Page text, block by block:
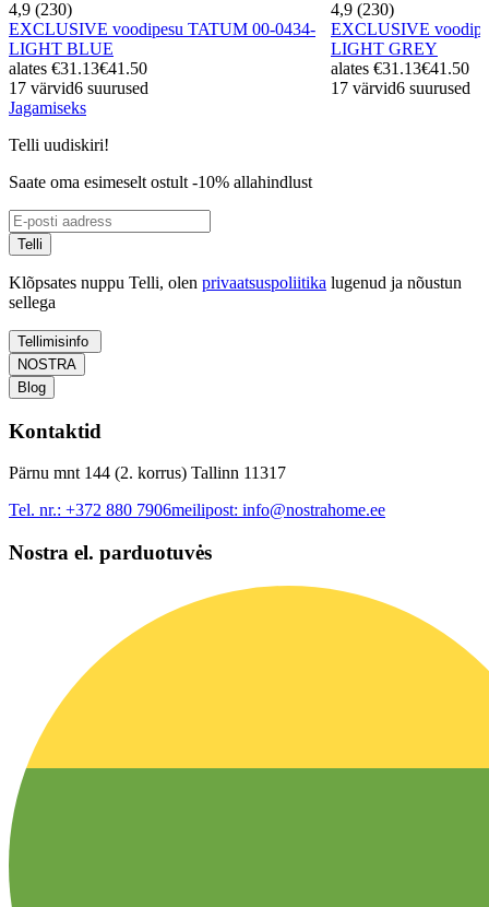
4,9 (230)
EXCLUSIVE voodipesu TATUM 00-0434-
LIGHT BLUE
alates €31.13€41.50
17 värvid6 suurused
4,9 (230)
EXCLUSIVE
LIGHT GREY
alates €31.13€41.50
17 värvid6 suurused
Jagamiseks
Telli uudiskiri!
Saate oma esimeselt ostult -10% allahindlust
Telli
Klõpsates nuppu Telli, olen privaatsuspoliitika lugenud ja nõustun
sellega
Tellimisinfo
NOSTRA
Blog
Kontaktid
Pärnu mnt 144 (2. korrus) Tallinn 11317
Tel. nr.: +372 880 7906meilipost: info@nostrahome.ee
Nostra el. parduotuvės